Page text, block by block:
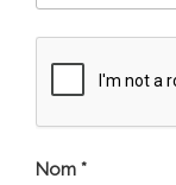
Nom *